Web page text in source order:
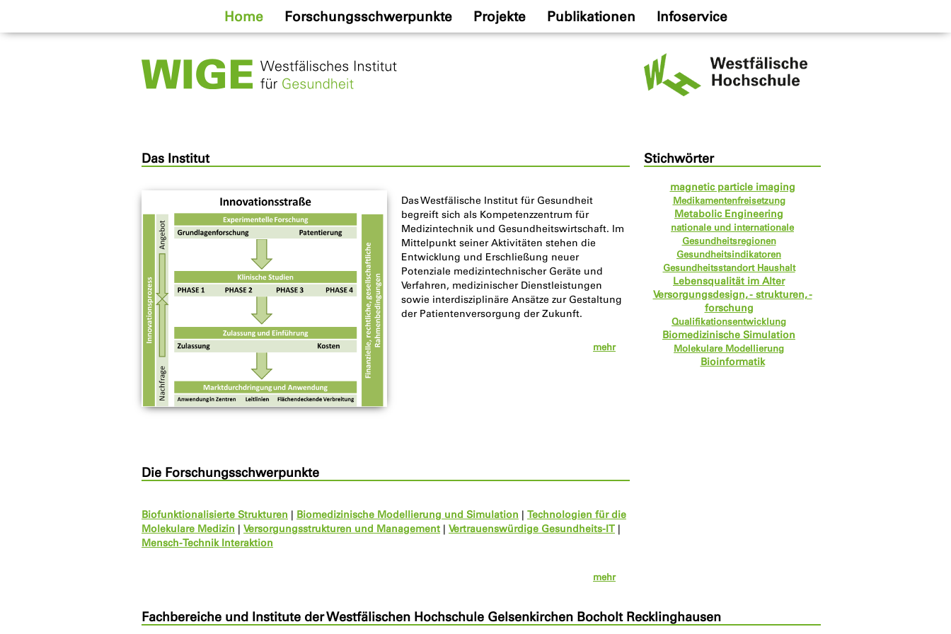
Home Forschungsschwerpunkte Projekte Publikationen Infoservice
Das Institut
Das Westfälische Institut für Gesundheit
begreift sich als Kompetenzzentrum für
Medizintechnik und Gesundheitswirtschaft. Im
Mittelpunkt seiner Aktivitäten stehen die
Entwicklung und Erschließung neuer
Potenziale medizintechnischer Geräte und
Verfahren, medizinischer Dienstleistungen
sowie interdisziplinäre Ansätze zur Gestaltung
der Patientenversorgung der Zukunft.
mehr
Die Forschungsschwerpunkte
Biofunktionalisierte Strukturen | Biomedizinische Modellierung und Simulation | Technologien für die
Molekulare Medizin | Versorgungsstrukturen und Management | Vertrauenswürdige Gesundheits-IT |
Mensch-Technik Interaktion
mehr
Stichwörter
magnetic particle imaging
Medikamentenfreisetzung
Metabolic Engineering
nationale und internationale
Gesundheitsregionen
Gesundheitsindikatoren
Gesundheitsstandort Haushalt
Lebensqualität im Alter
Versorgungsdesign, - strukturen, -
forschung
Qualifikationsentwicklung
Biomedizinische Simulation
Molekulare Modellierung
Bioinformatik
Fachbereiche und Institute der Westfälischen Hochschule Gelsenkirchen Bocholt Recklinghausen